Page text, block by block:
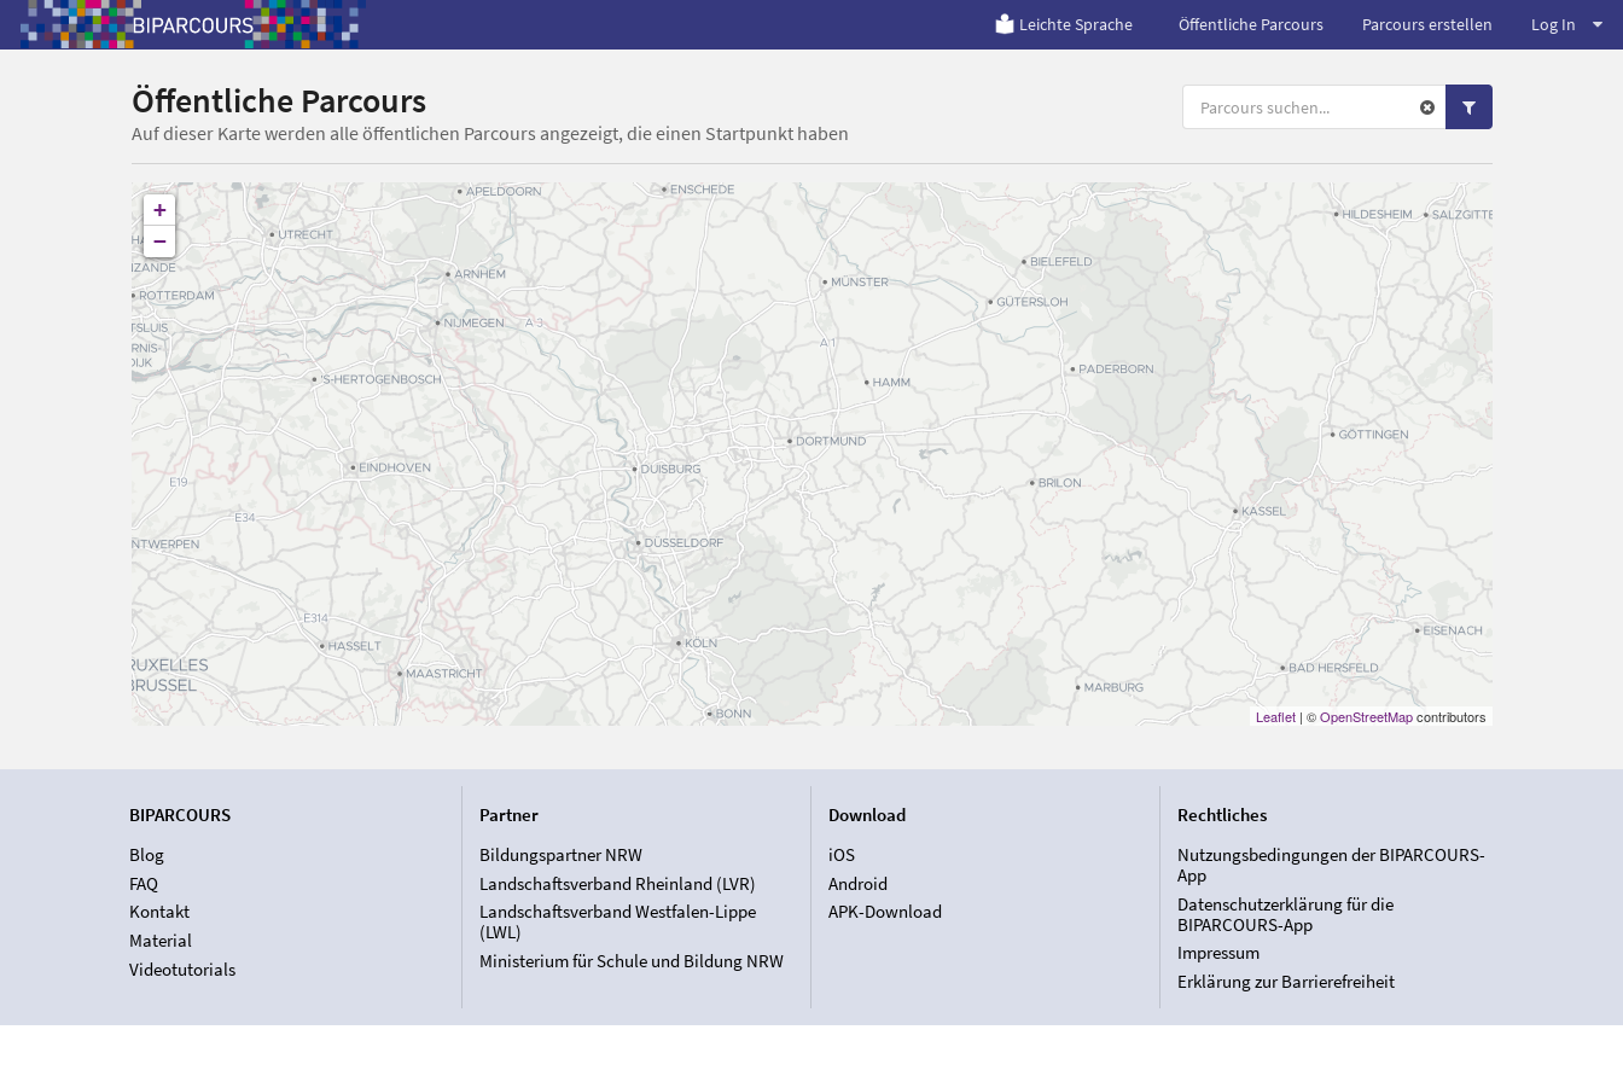
Leichte Sprache Öffentliche Parcours Parcours erstellen Log In
Öffentliche Parcours
Auf dieser Karte werden alle öffentlichen Parcours angezeigt, die einen Startpunkt haben
+
−
Leaflet| ©OpenStreetMapcontributors
BIPARCOURS
Blog
FAQ
Kontakt
Material
Videotutorials
Partner
Bildungspartner NRW
Landschaftsverband Rheinland (LVR)
Landschaftsverband Westfalen-Lippe
(LWL)
Ministerium für Schule und Bildung NRW
Download
iOS
Android
APK-Download
Rechtliches
Nutzungsbedingungen der BIPARCOURS-
App
Datenschutzerklärung für die
BIPARCOURS-App
Impressum
Erklärung zur Barrierefreiheit